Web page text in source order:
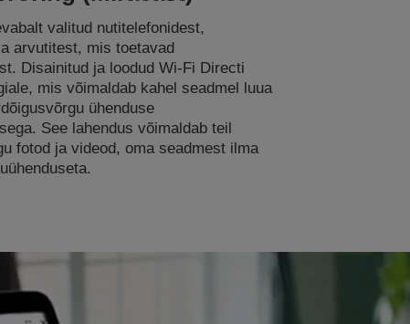
valitud nutitelefonidest,
arvutitest, mis toetavad
Disainitud ja loodud Wi-Fi Directi
mis võimaldab kahel seadmel luua
ühenduse
See lahendus võimaldab teil
fotod ja videod, oma seadmest ilma